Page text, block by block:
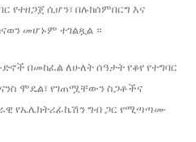
የተዘጋጀ ሲሆን፣ በሉክሰምበርግ እና
መሆኑም ተገልጿል ።
በመከፈል ለሁለት ሰዓታት የቆየ የተግባር
ሞዴል፣ የገጠሟቸውን ስጋቶችና
የኤሌክትሪፊኬሽን ግብ ጋር የሚጣጣሙ